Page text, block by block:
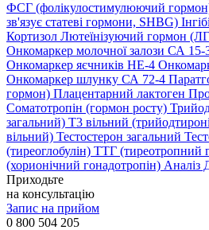
ФСГ (фолікулостимулюючий
зв'язує статеві гормони, SHBG)
Кортизол Лютеїнізуючий гормон
Онкомаркер молочної залози СА 15-
Онкомаркер яєчників НЕ-4
Онкомаркер шлунку СА 72-4
гормон) Плацентарний лактоген
Соматотропін (гормон росту)
загальний) Т3 вільний
вільний) Тестостерон загальний
(тиреоглобулін) ТТГ (тиреотропний
(хорионічний гонадотропін) Аналіз
Приходьте
на консультацію
Запис на прийом
0 800 504 205